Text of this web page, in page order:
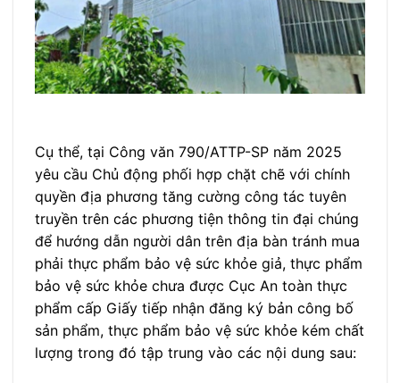
Cụ thể, tại Công văn 790/ATTP-SP năm 2025
yêu cầu Chủ động phối hợp chặt chẽ với chính
quyền địa phương tăng cường công tác tuyên
truyền trên các phương tiện thông tin đại chúng
để hướng dẫn người dân trên địa bàn tránh mua
phải thực phẩm bảo vệ sức khỏe giả, thực phẩm
bảo vệ sức khỏe chưa được Cục An toàn thực
phẩm cấp Giấy tiếp nhận đăng ký bản công bố
sản phẩm, thực phẩm bảo vệ sức khỏe kém chất
lượng trong đó tập trung vào các nội dung sau: